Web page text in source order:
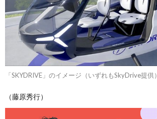
「SKYDRIVE」のイメージ（いずれもSkyDrive提供）
（藤原秀行）